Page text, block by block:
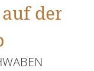
der